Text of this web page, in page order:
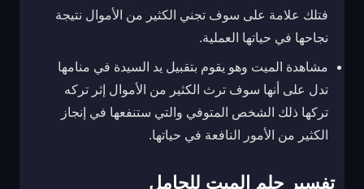
فتلك علامة على سوف تجني الكثير من الأموال نتيجة
نجاحها في حياتها العملية.
مشاهدة الميت وهو يقوم بتقبيل يد السيدة في منامها
تدل على أنها سوف ترث الكثير من الأموال إثر تركه
تركها ذلك الشخص المتوفي والتي ستنفعها في إنجاز
الكثير من الأمور النافعة في حياتها.
تفسير حلم الميت للحامل